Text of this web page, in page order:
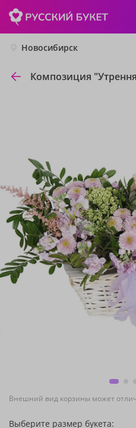
Новосибирск
Композиция
Внешний вид корзины может
Выберите размер букета: